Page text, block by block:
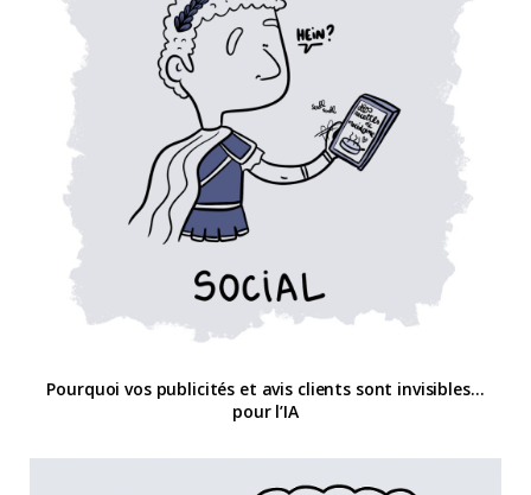
Pourquoi vos publicités et avis clients sont invisibles…
pour l’IA